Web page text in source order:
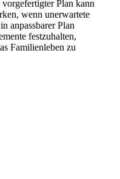
Plan kann
wenn unerwartete
anpassbarer Plan
festzuhalten,
Familienleben zu